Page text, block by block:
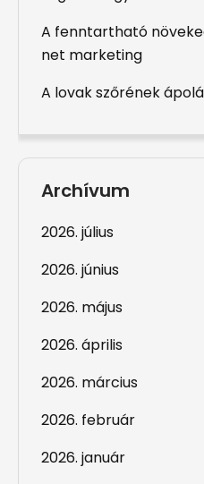
A fenntartható
net marketing
A lovak szőrének
Archívum
2026. július
2026. június
2026. május
2026. április
2026. március
2026. február
2026. január